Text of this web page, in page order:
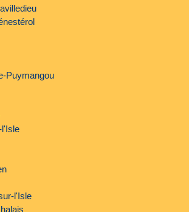
Puymangou
l'Isle